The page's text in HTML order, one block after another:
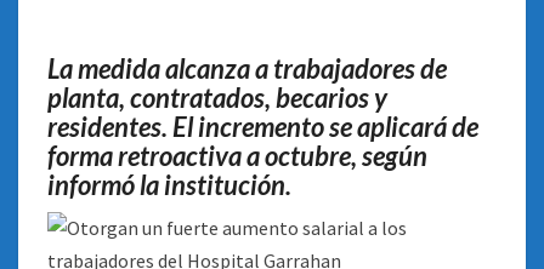
La medida alcanza a trabajadores de
planta, contratados, becarios y
residentes. El incremento se aplicará de
forma retroactiva a octubre, según
informó la institución.